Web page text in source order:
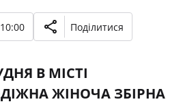
Поділитися
В МІСТІ
ЖІНОЧА ЗБІРНА